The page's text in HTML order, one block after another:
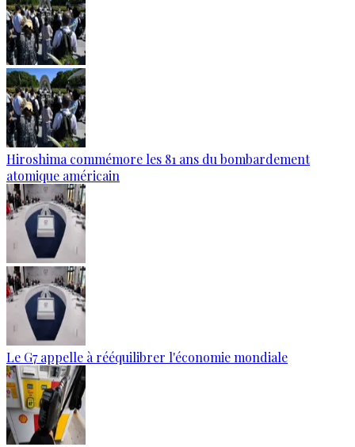
Hiroshima commémore les 81 ans du bombardement
atomique américain
Le G7 appelle à rééquilibrer l'économie mondiale